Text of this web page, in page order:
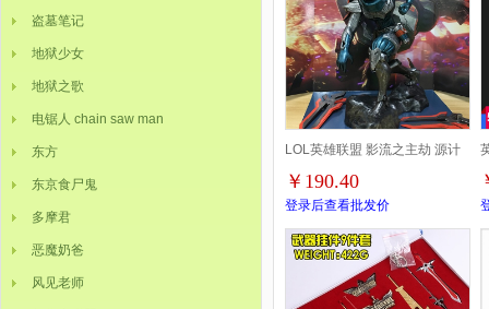
盗墓笔记
地狱少女
地狱之歌
电锯人 chain saw man
东方
东京食尸鬼
多摩君
恶魔奶爸
风见老师
LOL英雄联盟 影流之主劫 源计
划合金装备盒装公仔手办高
22CM
￥190.40
登录后查看批发价